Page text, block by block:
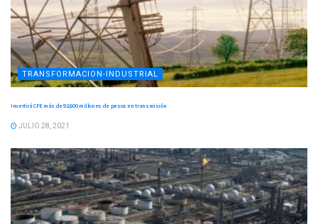
TRANSFORMACION-INDUSTRIAL
Invertirá CFE más de 92,600 millones de pesos en transmisión
JULIO 28, 2021